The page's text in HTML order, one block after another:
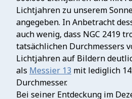
Lichtjahren zu unserem
angegeben. In Anbetracht
auch wenig, dass NGC 2419
tatsächlichen Durchmessers
Lichtjahren auf Bildern
als Messier 13 mit lediglich
Durchmesser.
Bei seiner Entdeckung im